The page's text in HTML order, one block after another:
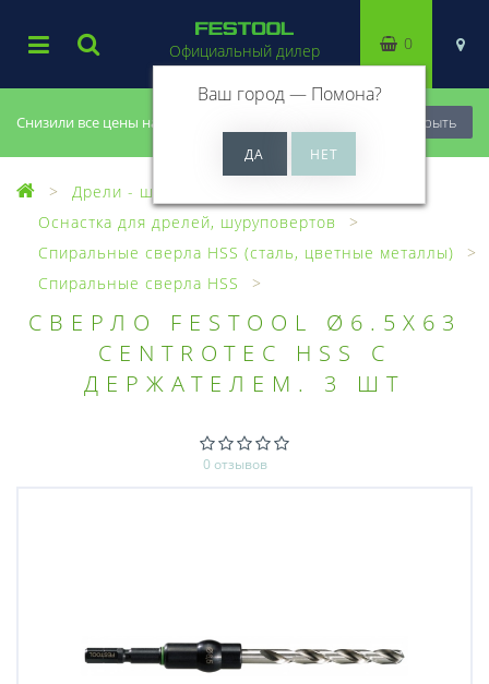
Снизили все цены на 20%, успей купить! Закрыть
Официальный дилер
Ваш город — Помона?
0
Дрели - шуруповерты
Оснастка для дрелей, шуруповертов
Спиральные сверла HSS (сталь, цветные металлы)
Спиральные сверла HSS
СВЕРЛО FESTOOL Ø6.5X63
CENTROTEC HSS С
ДЕРЖАТЕЛЕМ. 3 ШТ
0 отзывов